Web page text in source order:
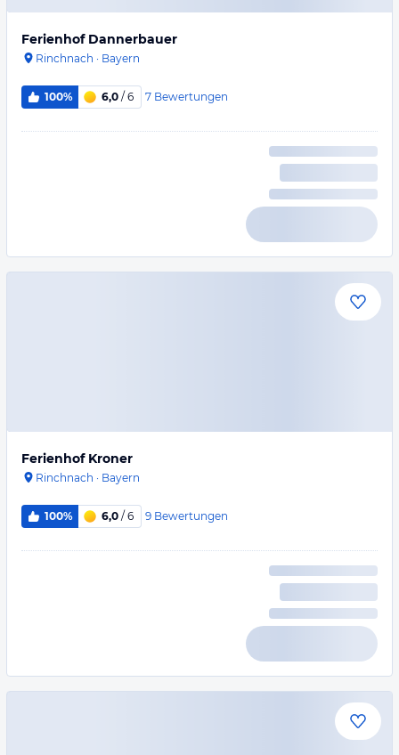
Ferienhof Dannerbauer
Rinchnach · Bayern
100% 6,0 / 6 7 Bewertungen
Ferienhof Kroner
Rinchnach · Bayern
100% 6,0 / 6 9 Bewertungen